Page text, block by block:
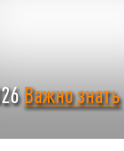
Важно знать